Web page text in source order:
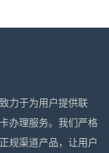
力于为用户提供联
办理服务。我们严格
规渠道产品，让用户